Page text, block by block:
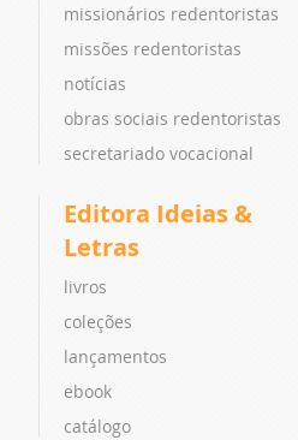
missionários redentoristas
missões redentoristas
notícias
obras sociais redentoristas
secretariado vocacional
Editora Ideias &
Letras
livros
coleções
lançamentos
ebook
catálogo